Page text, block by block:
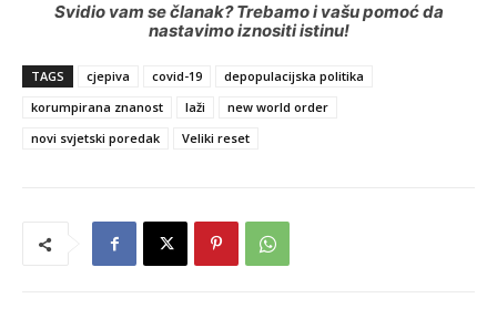
Svidio vam se članak? Trebamo i vašu pomoć da
nastavimo iznositi istinu!
TAGS cjepiva covid-19
depopulacijska politika
korumpirana znanost
laži
new world order
novi svjetski poredak
Veliki reset